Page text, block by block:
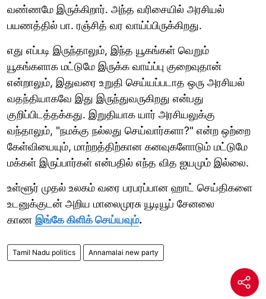
வண்ணமே இருக்கிறார். அந்த வரிசையில் அரசியல்
பயணத்தில் பா. ரஞ்சித் வர வாய்ப்பிருக்கிறது.
எது எப்படி இருந்தாலும், இந்த யூகங்கள் வெறும்
யூகங்களாக மட்டுமே இருக்க வாய்ப்பு குறைவுதான்
என்றாலும், இதுவரை உறுதி செய்யப்படாத ஒரு அரசியல்
வதந்தியாகவே இது இருந்துவருகிறது என்பது
குறிப்பிடத்தக்கது. இறுதியாக யார் அரசியலுக்கு
வந்தாலும், "நமக்கு நல்லது செய்வார்களா?" என்ற ஒற்றை
கேள்வியையும், மாற்றத்திற்கான கனவுகளோடும் மட்டுமே
மக்கள் இருப்பார்கள் என்பதில் எந்த வித ஐயமும் இல்லை.
உள்ளூர் முதல் உலகம் வரை பரபரப்பான ஹாட் செய்திகளை
உடனுக்குடன் அறிய மாலைமுரசு யூடியூப் சேனலை
காண இங்கே கிளிக் செய்யவும்.
Tamil Nadu politics Annamalai new party